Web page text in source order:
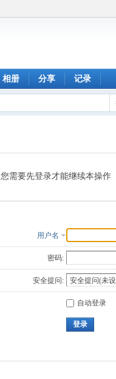
相册 分享 记录
您需要先登录才能继续本操作
用户名
密码:
安全提问:
自动登录
登录